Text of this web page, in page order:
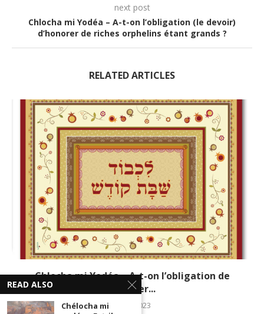
next post
Chlocha mi Yodéa – A-t-on l’obligation (le devoir)
d’honorer de riches orphelins étant grands ?
RELATED ARTICLES
Chlocha mi Yodéa – A-t-on l’obligation de
réserver...
5 mai 2023
READ ALSO
Chélocha mi